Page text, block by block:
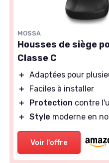
MOSSA
Housses de siège
Classe C
＋ Adaptées pour
＋
Faciles à installer
＋
Protection contre
＋ Style moderne en
Voir l'offre